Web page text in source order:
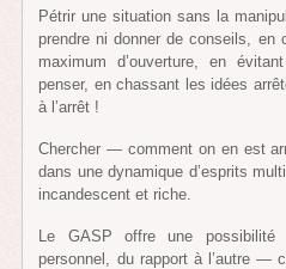
Pétrir une situation sans la
prendre ni donner de conseils, en
maximum d’ouverture, en
penser, en chassant les idées
à l’arrêt !
Chercher — comment on en est
dans une dynamique d’esprits
incandescent et riche.
Le GASP offre une
personnel, du rapport à l’autre —